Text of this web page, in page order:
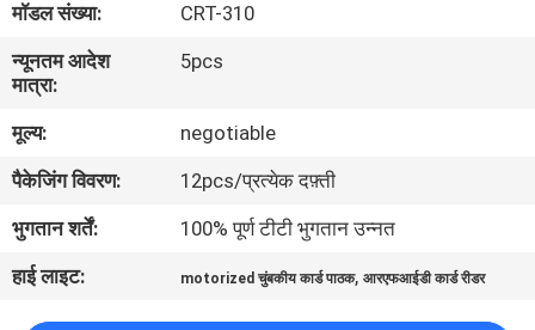
हमारे
बारे
में
कारखाना
भ्रमण
Reserved.
मॉडल संख्या:
CRT-310
न्यूनतम आदेश
मात्रा:
5pcs
मूल्य:
negotiable
पैकेजिंग विवरण:
12pcs/प्रत्येक दफ़्ती
भुगतान शर्तें:
100% पूर्ण टीटी भुगतान उन्नत
हाई लाइट:
motorized चुंबकीय कार्ड पाठक,आरएफआईडी कार्ड रीडर